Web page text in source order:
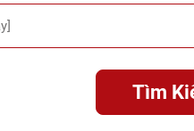
Tìm